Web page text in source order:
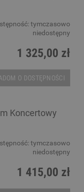
tymczasowo
niedostępny
1 325,00 zł
O DOSTĘPNOŚCI
Koncertowy
tymczasowo
niedostępny
1 415,00 zł